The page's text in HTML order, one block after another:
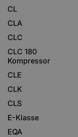
CL
CLA
CLC
CLC 180
Kompressor
CLE
CLK
CLS
E-Klasse
EQA